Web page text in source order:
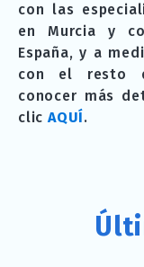
con las
en Murcia y
España, y a
con el resto
conocer más
clic AQUÍ.